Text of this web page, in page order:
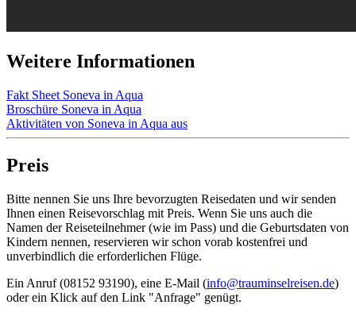
Weitere Informationen
Fakt Sheet Soneva in Aqua
Broschüre Soneva in Aqua
Aktivitäten von Soneva in Aqua aus
Preis
Bitte nennen Sie uns Ihre bevorzugten Reisedaten und wir senden
Ihnen einen Reisevorschlag mit Preis. Wenn Sie uns auch die
Namen der Reiseteilnehmer (wie im Pass) und die Geburtsdaten von
Kindern nennen, reservieren wir schon vorab kostenfrei und
unverbindlich die erforderlichen Flüge.
Ein Anruf (08152 93190), eine E-Mail (info@trauminselreisen.de)
oder ein Klick auf den Link "Anfrage" genügt.